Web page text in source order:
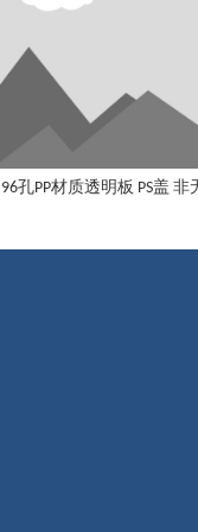
96孔PP材质透明板 PS盖 非